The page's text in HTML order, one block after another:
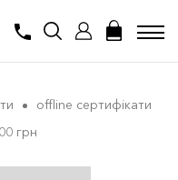
offline сертифікати
грн